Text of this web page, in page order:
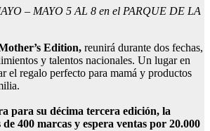
– MAYO 5 AL 8 en el PARQUE DE LA
Edition, reunirá durante dos fechas,
y talentos nacionales. Un lugar en
el regalo perfecto para mamá y productos
para su décima tercera edición, la
400 marcas y espera ventas por 20.000